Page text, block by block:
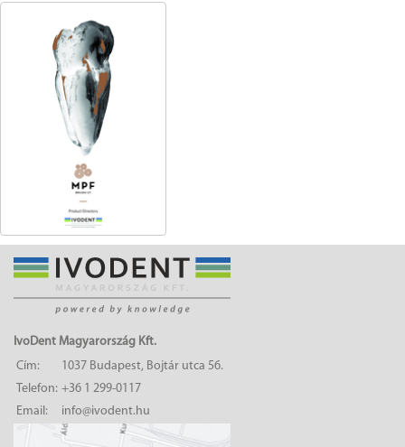
IvoDent Magyarország Kft.
Cím:
1037 Budapest, Bojtár utca 56.
Telefon: +36 1 299-0117
Email:
info@ivodent.hu